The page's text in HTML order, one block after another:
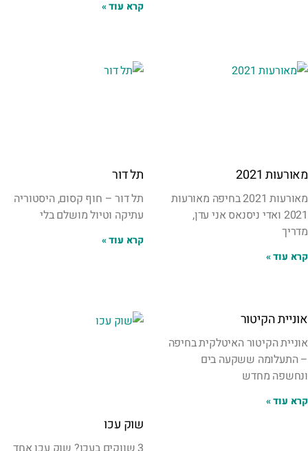
קרא עוד »
מאורעות 2021
מאורעות 2021 בחיפה מאורעות
2021 ואדי ניסנאס אני עדן,
מדריך
קרא עוד »
תל דור
תל דור – חוף קסום, היסטוריה
עתיקה וטיול מושלם בלי
קרא עוד »
אוניית הקיטור
אוניית הקיטור האיטלקית בחיפה
– התעלומה ששקעה בים
ונחשפה מחדש
קרא עוד »
שוק עכו